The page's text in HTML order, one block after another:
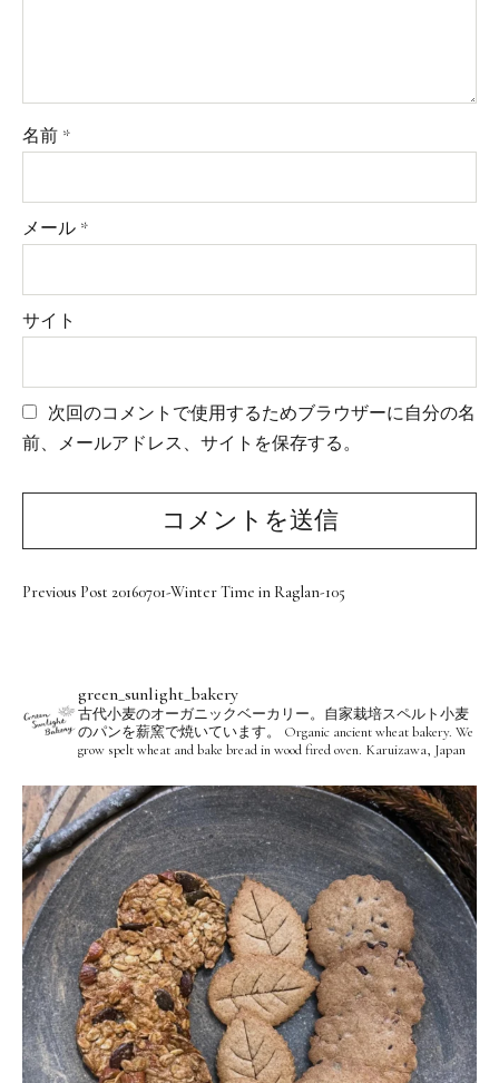
名前 *
メール *
サイト
次回のコメントで使用するためブラウザーに自分の名
前、メールアドレス、サイトを保存する。
Previous Post 20160701-Winter Time in Raglan-105
green_sunlight_bakery
古代小麦のオーガニックベーカリー。自家栽培スペルト小麦
のパンを薪窯で焼いています。
Organic ancient wheat bakery. We
grow spelt wheat and bake bread in wood fired oven. Karuizawa, Japan